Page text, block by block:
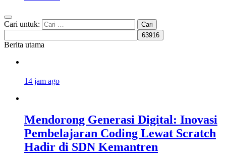
Cari untuk:
Berita utama
14 jam ago
Mendorong Generasi Digital: Inovasi
Pembelajaran Coding Lewat Scratch
Hadir di SDN Kemantren